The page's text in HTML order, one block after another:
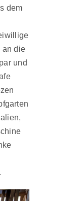
dem
an die
und